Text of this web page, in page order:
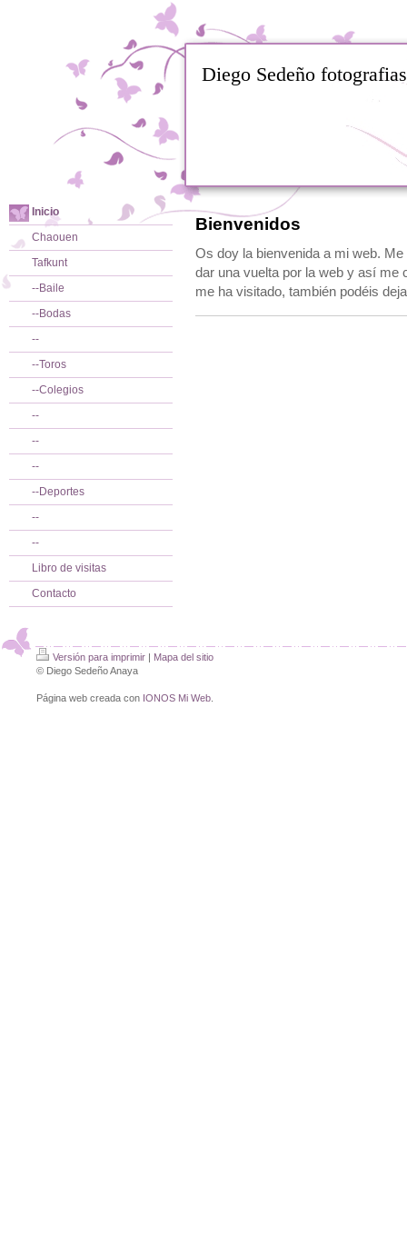
Diego Sedeño fotografias
Inicio
Chaouen
Tafkunt
--Baile
--Bodas
--
--Toros
--Colegios
--
--
--
--Deportes
--
--
Libro de visitas
Contacto
Bienvenidos
Os doy la bienvenida a mi web.
dar una vuelta por la web y así me
me ha visitado, también podéis
Versión para imprimir | Mapa del sitio
© Diego Sedeño Anaya
Página web creada con IONOS Mi Web